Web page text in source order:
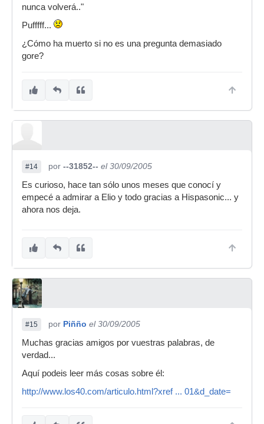
nunca volverá.."
Pufffff...
¿Cómo ha muerto si no es una pregunta demasiado
gore?
#14 por --31852-- el 30/09/2005
Es curioso, hace tan sólo unos meses que conocí y
empecé a admirar a Elio y todo gracias a Hispasonic... y
ahora nos deja.
#15 por Piñño el 30/09/2005
Muchas gracias amigos por vuestras palabras, de
verdad...
Aquí podeis leer más cosas sobre él:
http://www.los40.com/articulo.html?xref ... 01&d_date=